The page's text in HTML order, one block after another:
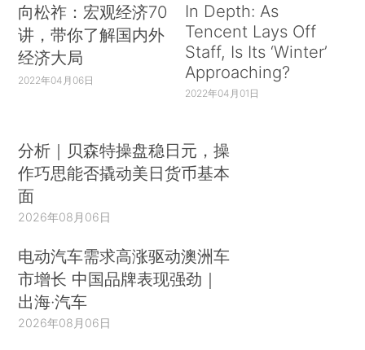
向松祚：宏观经济70
讲，带你了解国内外
经济大局
2022年04月06日
In Depth: As
Tencent Lays Off
Staff, Is Its ‘Winter’
Approaching?
2022年04月01日
分析｜贝森特操盘稳日元，操
作巧思能否撬动美日货币基本
面
2026年08月06日
电动汽车需求高涨驱动澳洲车
市增长 中国品牌表现强劲｜
出海·汽车
2026年08月06日